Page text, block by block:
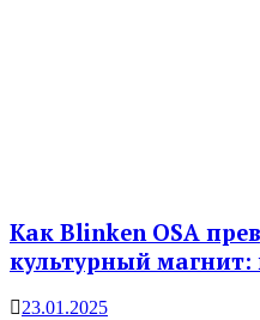
Как Blinken OSA
культурный магнит:
23.01.2025